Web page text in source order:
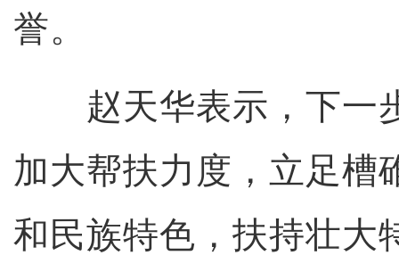
誉。
赵天华表示，下一
加大帮扶力度，立足槽
和民族特色，扶持壮大